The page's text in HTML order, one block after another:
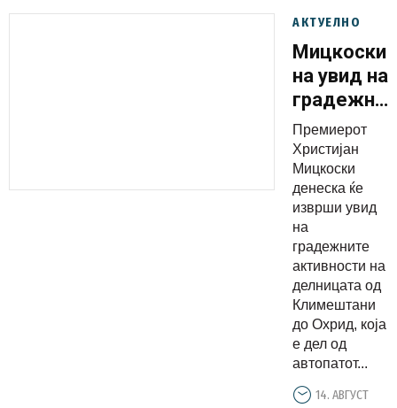
АКТУЕЛНО
Мицкоски
на увид на
градежни
на
автопатот
Кичево-
Охрид
Премиерот
Христијан
Мицкоски
денеска ќе
изврши увид
на
градежните
активности на
делницата од
Климештани
до Охрид, која
е дел од
автопатот...
14. АВГУСТ